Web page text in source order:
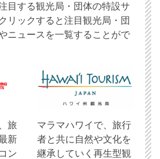
目する観光局・団体の特設サ
リックすると注目観光局・団
ニュースを一覧することがで
旅
新
ン
マラマハワイで、旅行
者と共に自然や文化を
継承していく再生型観